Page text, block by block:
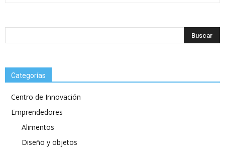
Categorías
Centro de Innovación
Emprendedores
Alimentos
Diseño y objetos